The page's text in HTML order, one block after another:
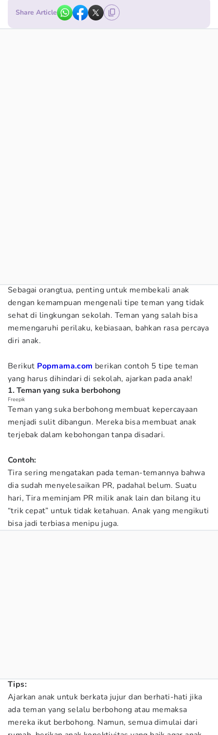
Share Article
Sebagai orangtua, penting untuk membekali anak
dengan kemampuan mengenali tipe teman yang tidak
sehat di lingkungan sekolah. Teman yang salah bisa
memengaruhi perilaku, kebiasaan, bahkan rasa percaya
diri anak.
Berikut Popmama.com berikan contoh 5 tipe teman
yang harus dihindari di sekolah, ajarkan pada anak!
1. Teman yang suka berbohong
Freepik
Teman yang suka berbohong membuat kepercayaan
menjadi sulit dibangun. Mereka bisa membuat anak
terjebak dalam kebohongan tanpa disadari.
Contoh:
Tira sering mengatakan pada teman-temannya bahwa
dia sudah menyelesaikan PR, padahal belum. Suatu
hari, Tira meminjam PR milik anak lain dan bilang itu
“trik cepat” untuk tidak ketahuan. Anak yang mengikuti
bisa jadi terbiasa menipu juga.
Tips:
Ajarkan anak untuk berkata jujur dan berhati-hati jika
ada teman yang selalu berbohong atau memaksa
mereka ikut berbohong. Namun, semua dimulai dari